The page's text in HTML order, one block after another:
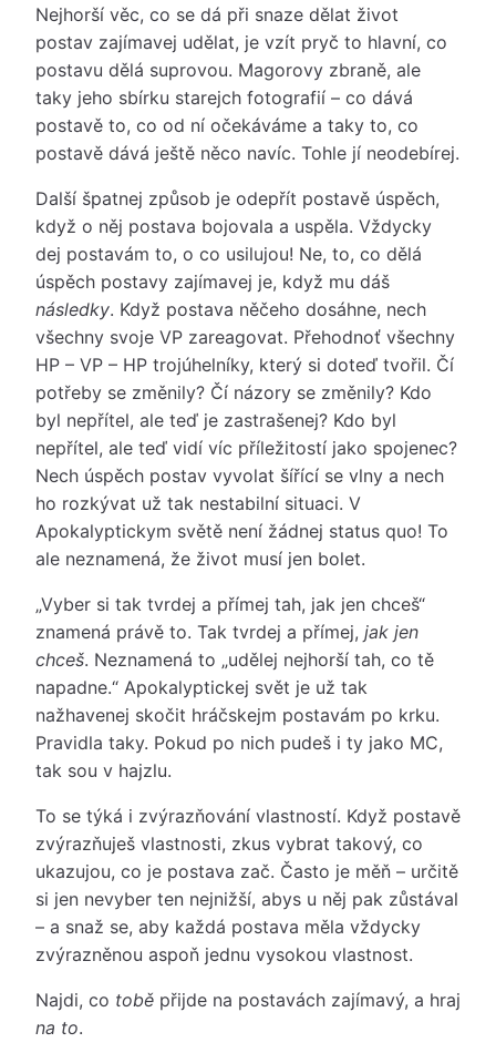
Nejhorší věc, co se dá při snaze dělat život
postav zajímavej udělat, je vzít pryč to hlavní, co
postavu dělá suprovou. Magorovy zbraně, ale
taky jeho sbírku starejch fotografií – co dává
postavě to, co od ní očekáváme a taky to, co
postavě dává ještě něco navíc. Tohle jí neodebírej.
Další špatnej způsob je odepřít postavě úspěch,
když o něj postava bojovala a uspěla. Vždycky
dej postavám to, o co usilujou! Ne, to, co dělá
úspěch postavy zajímavej je, když mu dáš
následky. Když postava něčeho dosáhne, nech
všechny svoje VP zareagovat. Přehodnoť všechny
HP – VP – HP trojúhelníky, který si doteď tvořil. Čí
potřeby se změnily? Čí názory se změnily? Kdo
byl nepřítel, ale teď je zastrašenej? Kdo byl
nepřítel, ale teď vidí víc příležitostí jako spojenec?
Nech úspěch postav vyvolat šířící se vlny a nech
ho rozkývat už tak nestabilní situaci. V
Apokalyptickym světě není žádnej status quo! To
ale neznamená, že život musí jen bolet.
„Vyber si tak tvrdej a přímej tah, jak jen chceš“
znamená právě to. Tak tvrdej a přímej, jak jen
chceš. Neznamená to „udělej nejhorší tah, co tě
napadne.“ Apokalyptickej svět je už tak
nažhavenej skočit hráčskejm postavám po krku.
Pravidla taky. Pokud po nich pudeš i ty jako MC,
tak sou v hajzlu.
To se týká i zvýrazňování vlastností. Když postavě
zvýrazňuješ vlastnosti, zkus vybrat takový, co
ukazujou, co je postava zač. Často je měň – určitě
si jen nevyber ten nejnižší, abys u něj pak zůstával
– a snaž se, aby každá postava měla vždycky
zvýrazněnou aspoň jednu vysokou vlastnost.
Najdi, co tobě přijde na postavách zajímavý, a hraj
na to.